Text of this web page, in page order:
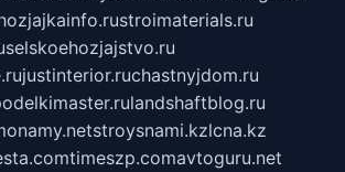
stroimaterials.ru
selskoehozjajstvo.ru
justinterior.ruchastnyjdom.ru
landshaftblog.ru
stroysnami.kzlcna.kz
timeszp.comavtoguru.net